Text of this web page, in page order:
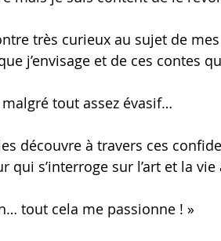
très curieux au sujet de
j’envisage et de ces contes
malgré tout assez évasif…
découvre à travers ces
qui s’interroge sur l’art et la vie
tout cela me passionne ! »